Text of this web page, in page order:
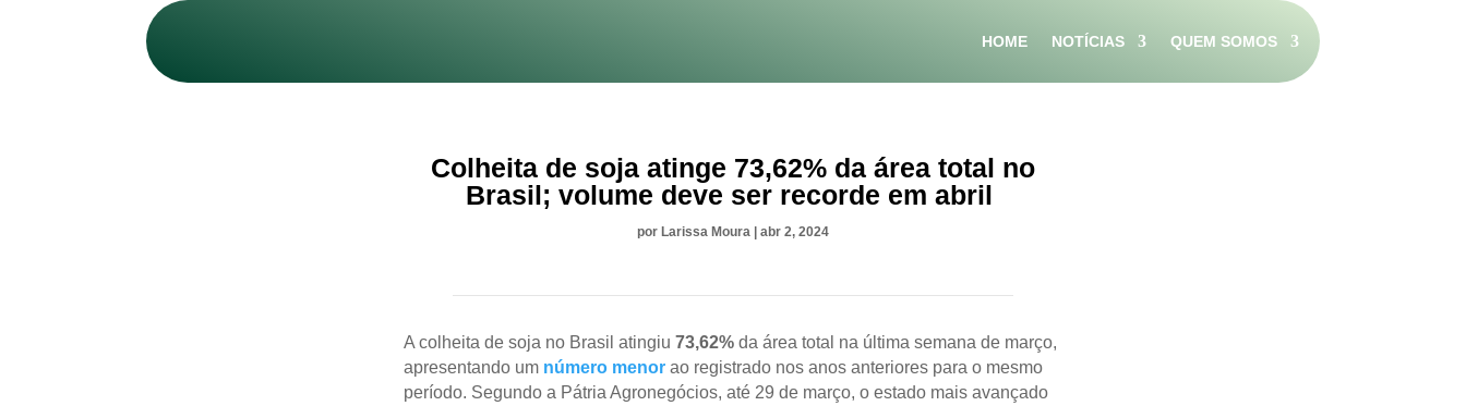
HOME NOTÍCIAS QUEM SOMOS
Colheita de soja atinge 73,62% da área total no
Brasil; volume deve ser recorde em abril
por Larissa Moura | abr 2, 2024
A colheita de soja no Brasil atingiu 73,62%da área total na última semana de março,
apresentando um número menorao registrado nos anos anteriores para o mesmo
período. Segundo a Pátria Agronegócios, até 29 de março, o estado mais avançado